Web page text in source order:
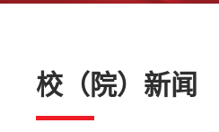
校（院）新闻